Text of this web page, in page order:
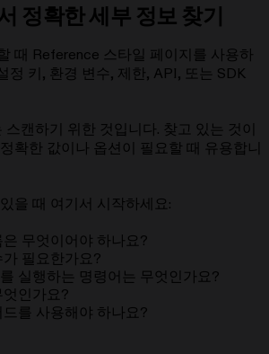
정확한 세부 정보 찾기
때 Reference 스타일 페이지를 사용하
정 키, 환경 변수, 제한, API, 또는 SDK
캔하기 위한 것입니다. 찾고 있는 것이
확한 값이나 옵션이 필요할 때 유용합니
을 때 여기서 시작하세요:
무엇이어야 하나요?
필요한가요?
실행하는 명령어는 무엇인가요?
인가요?
를 사용해야 하나요?